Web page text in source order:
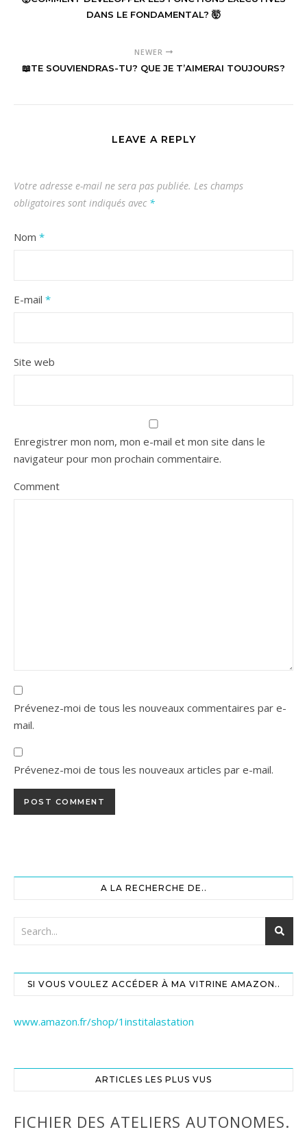
DANS LE FONDAMENTAL? 🤯
NEWER
📖TE SOUVIENDRAS-TU? QUE JE T’AIMERAI TOUJOURS?
LEAVE A REPLY
Votre adresse e-mail ne sera pas publiée. Les champs
obligatoires sont indiqués avec *
Nom *
E-mail *
Site web
Enregistrer mon nom, mon e-mail et mon site dans le
navigateur pour mon prochain commentaire.
Comment
Prévenez-moi de tous les nouveaux commentaires par e-
mail.
Prévenez-moi de tous les nouveaux articles par e-mail.
A LA RECHERCHE DE..
SI VOUS VOULEZ ACCÉDER À MA VITRINE AMAZON..
www.amazon.fr/shop/1institalastation
ARTICLES LES PLUS VUS
FICHIER DES ATELIERS AUTONOMES.